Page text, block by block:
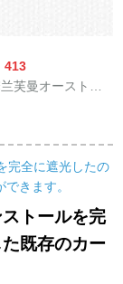
413
芙曼オーストリ
クス白纱レストカ
生のエンジニア
グ糸无地糸カー
生の白い毎メニュ
工-コントリク加
コンシーザービス
トールを完
既存のカー